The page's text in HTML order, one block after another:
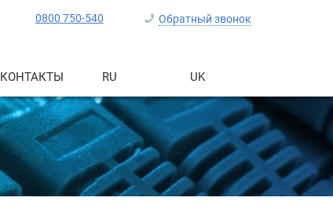
0800 750-540 Обратный звонок
КОНТАКТЫ RU UK